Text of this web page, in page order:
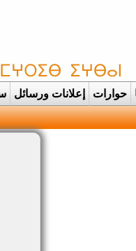
حوارات إعلانات ورسائل